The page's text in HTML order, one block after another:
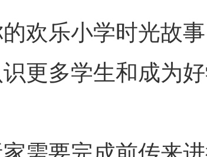
欢乐小学时光故
更多学生和成为